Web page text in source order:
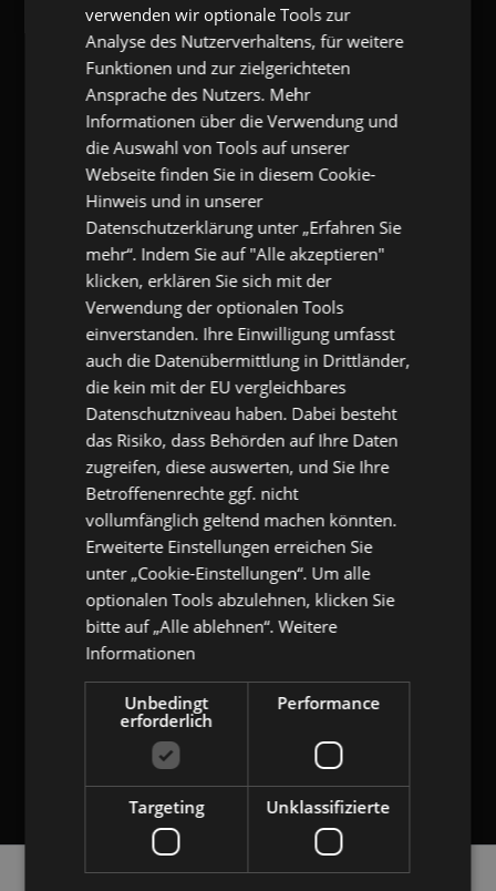
eKomi Deutschland GmbH
Zimmerstr. 11
10969 Berlin
+49 (0) 7173 9290-55
info@gangl.de
- Call-Back-Service
Pflichtfeld
Pflichtfeld
Pflichtfeld
Telefonnummer *
Ich habe die
per E-Mail über deren Produkte und/oder Dienstleistungen informiert.
Meine Daten werden ausschließlich zu diesem Zweck genutzt. Eine
Weitergabe an Dritte erfolgt nicht. Ich kann die Einwilligung jederzeit per E-
Mail anunsubscribe[at]gangl.de, durch Nutzung des in den E-Mails
enthaltenen Abmeldelinks widerrufen.
RÜCKRUF ANFORDERN
Ihre Anforderung ist unsere Herausforderung.
überspringen
verwenden wir optionale Tools zur
Analyse des Nutzerverhaltens, für weitere
Funktionen und zur zielgerichteten
Ansprache des Nutzers. Mehr
Informationen über die Verwendung und
die Auswahl von Tools auf unserer
Webseite finden Sie in diesem Cookie-
Hinweis und in unserer
Datenschutzerklärung unter „Erfahren Sie
mehr“. Indem Sie auf "Alle akzeptieren"
klicken, erklären Sie sich mit der
Verwendung der optionalen Tools
einverstanden. Ihre Einwilligung umfasst
auch die Datenübermittlung in Drittländer,
die kein mit der EU vergleichbares
Datenschutzniveau haben. Dabei besteht
das Risiko, dass Behörden auf Ihre Daten
zugreifen, diese auswerten, und Sie Ihre
Betroffenenrechte ggf. nicht
vollumfänglich geltend machen könnten.
Erweiterte Einstellungen erreichen Sie
unter „Cookie-Einstellungen“. Um alle
optionalen Tools abzulehnen, klicken Sie
bitte auf „Alle ablehnen“.Weitere
Informationen
Unbedingt
erforderlich
Performance
Targeting Unklassifizierte